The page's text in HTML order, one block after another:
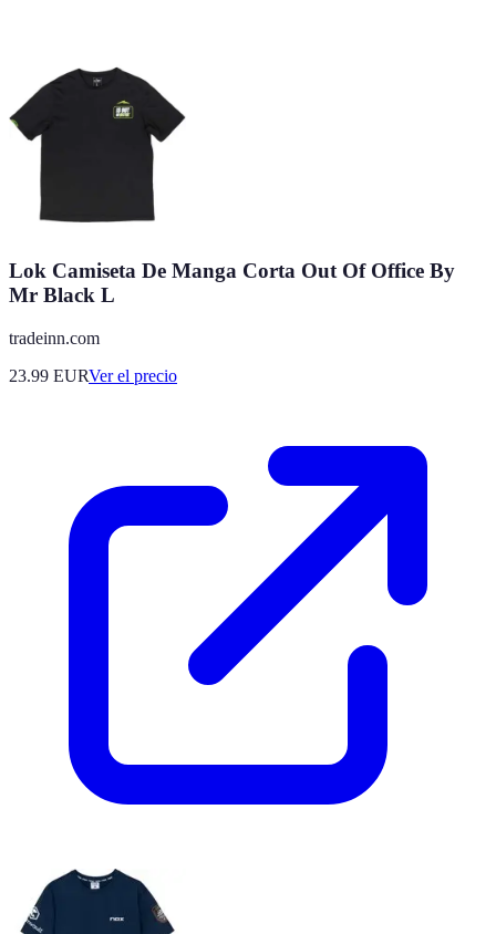
Lok Camiseta De Manga Corta Out Of Office By
Mr Black L
tradeinn.com
23.99 EURVer el precio